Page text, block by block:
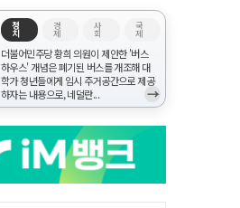
정
치
경
제
사
회
국
제
더불어민주당 황희 의원이 제안한 '버스
하우스' 개념은 폐기된 버스를 개조해 대
학가 청년들에게 임시 주거공간으로 제공
하자는 내용으로, 네덜란...
→